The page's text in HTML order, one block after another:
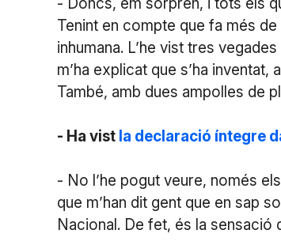
Tenint en compte que fa més
inhumana. L’he vist tres
m’ha explicat que s’ha
També, amb dues ampolles de
- Ha vist la declaració íntegre
- No l’he pogut veure, només
que m’han dit gent que en sap
Nacional. De fet, és la sensació